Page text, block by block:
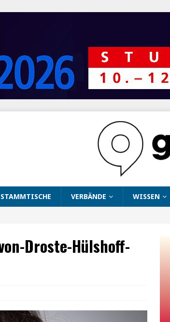
STAMMTISCHE VERBÄNDE WISSEN
Droste-Hülshoff-